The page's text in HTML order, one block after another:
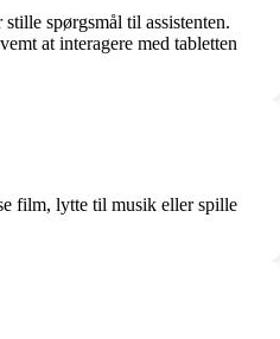
spørgsmål til assistenten.
at interagere med tabletten
film, lytte til musik eller spille